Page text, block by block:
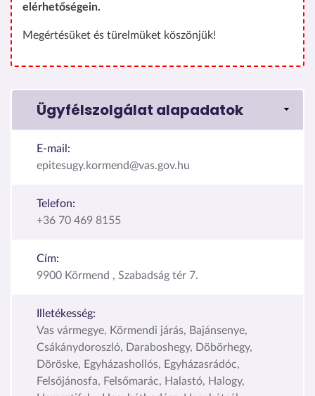
elérhetőségein.
Megértésüket és türelmüket köszönjük!
Ügyfélszolgálat alapadatok
E-mail:
epitesugy.kormend@vas.gov.hu
Telefon:
+36 70 469 8155
Cím:
9900 Körmend , Szabadság tér 7.
Illetékesség:
Vas vármegye, Körmendi járás, Bajánsenye,
Csákánydoroszló, Daraboshegy, Döbörhegy,
Döröske, Egyházashollós, Egyházasrádóc,
Felsőjánosfa, Felsőmarác, Halastó, Halogy,